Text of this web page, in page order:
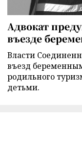
Адвокат
въезде
Власти
въезд
родильного
детьми.